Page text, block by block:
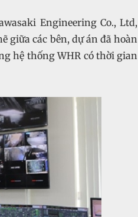
Engineering Co., Ltd,
giữa các bên, dự án đã hoàn
hệ thống WHR có thời gian